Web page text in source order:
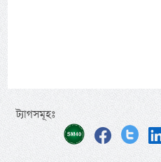
ট্যাগসমূহঃ